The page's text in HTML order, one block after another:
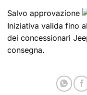
Salvo approvazione
Iniziativa valida fino
dei concessionari
consegna.